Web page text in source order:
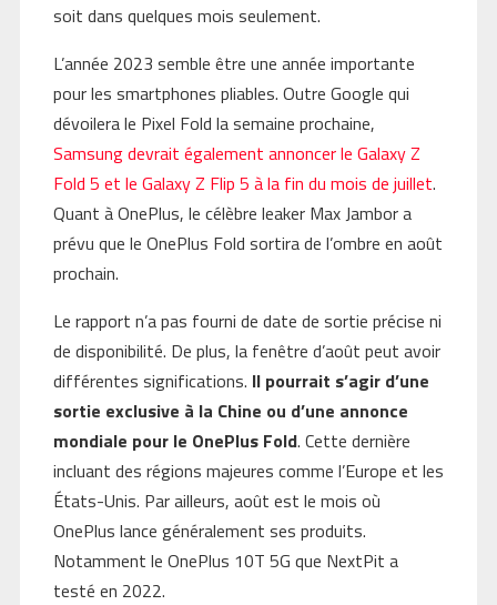
soit dans quelques mois seulement.
L’année 2023 semble être une année importante
pour les smartphones pliables. Outre Google qui
dévoilera le Pixel Fold la semaine prochaine,
Samsung devrait également annoncer le Galaxy Z
Fold 5 et le Galaxy Z Flip 5 à la fin du mois de juillet.
Quant à OnePlus, le célèbre leaker Max Jambor a
prévu que le OnePlus Fold sortira de l’ombre en août
prochain.
Le rapport n’a pas fourni de date de sortie précise ni
de disponibilité. De plus, la fenêtre d’août peut avoir
différentes significations. Il pourrait s’agir d’une
sortie exclusive à la Chine ou d’une annonce
mondiale pour le OnePlus Fold. Cette dernière
incluant des régions majeures comme l’Europe et les
États-Unis. Par ailleurs, août est le mois où
OnePlus lance généralement ses produits.
Notamment le OnePlus 10T 5G que NextPit a
testé en 2022.